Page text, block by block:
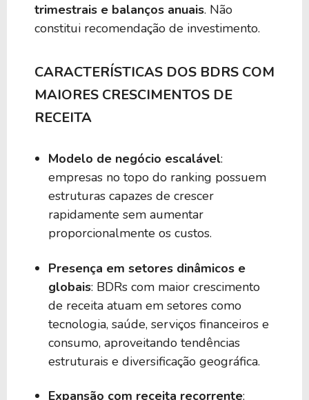
trimestrais e balanços anuais. Não
constitui recomendação de investimento.
CARACTERÍSTICAS DOS BDRS COM
MAIORES CRESCIMENTOS DE
RECEITA
Modelo de negócio escalável:
empresas no topo do ranking possuem
estruturas capazes de crescer
rapidamente sem aumentar
proporcionalmente os custos.
Presença em setores dinâmicos e
globais: BDRs com maior crescimento
de receita atuam em setores como
tecnologia, saúde, serviços financeiros e
consumo, aproveitando tendências
estruturais e diversificação geográfica.
Expansão com receita recorrente: